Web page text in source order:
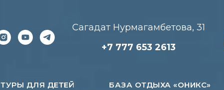
Сагадат Нурмагамбетова, 31
+7 777 653 2613
ТУРЫ ДЛЯ ДЕТЕЙ БАЗА ОТДЫХА «ОНИКС»